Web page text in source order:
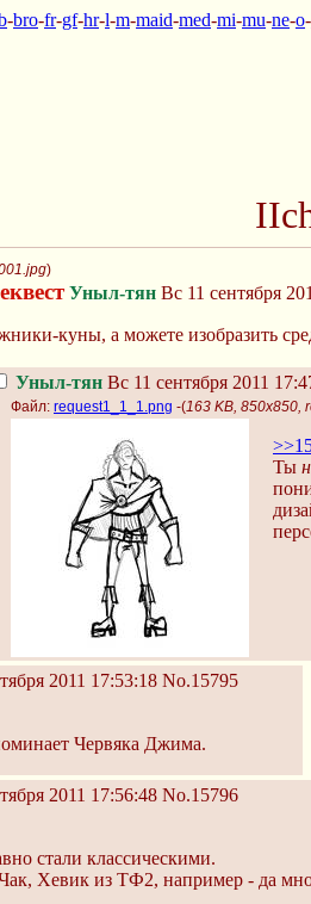
-bro-fr-gf-hr-l-m-maid-med-mi-mu-ne-o-
)
Уныл-тян Вс 11 сентября
куны, а можете изобразить
Уныл-тян Вс 11 сентября 2011
Файл: request1_1_1.png -(163 KB, 850x850,
Ты
2011 17:53:18 No.15795
Червяка Джима.
2011 17:56:48 No.15796
стали классическими.
Хевик из ТФ2, например - да